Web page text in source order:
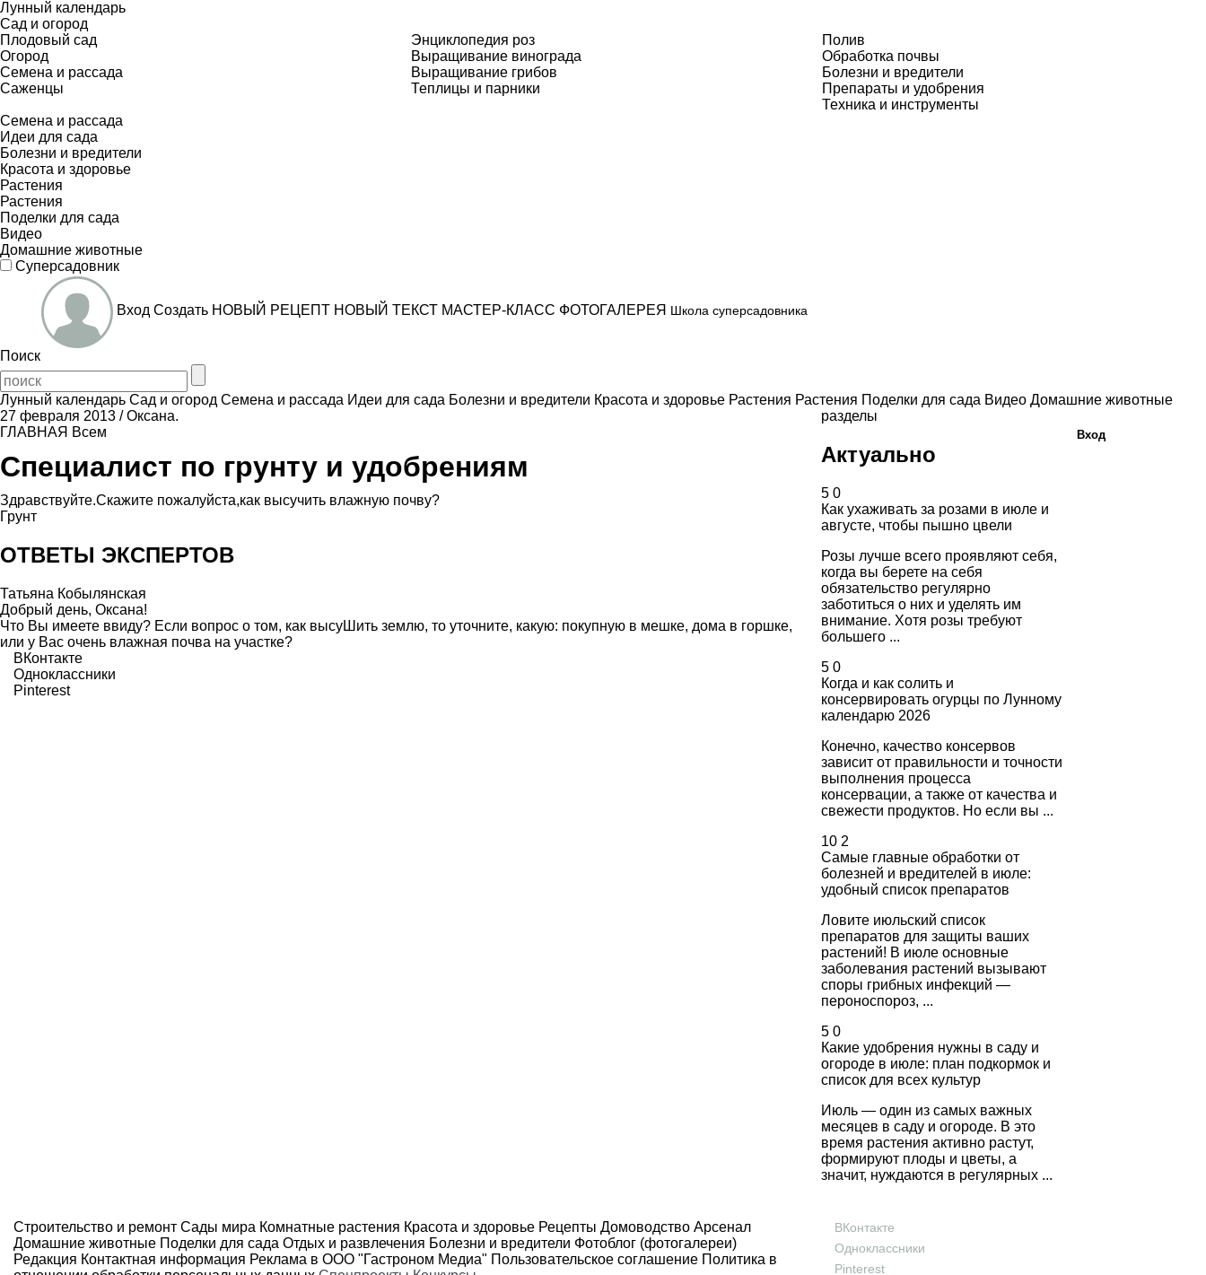
Лунный календарь
Сад и огород
Плодовый сад
Огород
Семена и рассада
Саженцы
Энциклопедия роз
Выращивание винограда
Выращивание грибов
Теплицы и парники
Полив
Обработка почвы
Болезни и вредители
Препараты и удобрения
Техника и инструменты
Семена и рассада
Идеи для сада
Болезни и вредители
Красота и здоровье
Растения
Растения
Поделки для сада
Видео
Домашние животные
Суперсадовник
Вход Создать НОВЫЙ РЕЦЕПТ НОВЫЙ ТЕКСТ МАСТЕР-КЛАСС ФОТОГАЛЕРЕЯ Школа суперсадовника
Поиск
Лунный календарь Сад и огород Семена и рассада Идеи для сада Болезни и вредители Красота и здоровье Растения Растения Поделки для сада Видео Домашние животные
27 февраля 2013 /Оксана.
ГЛАВНАЯ Всем
Специалист по грунту и удобрениям
Здравствуйте.Скажите пожалуйста,как высучить влажную почву?
Грунт
ОТВЕТЫ ЭКСПЕРТОВ
Татьяна Кобылянская
Добрый день, Оксана!
Что Вы имеете ввиду? Если вопрос о том, как высуШить землю, то уточните, какую: покупную в мешке, дома в горшке,
или у Вас очень влажная почва на участке?
ВКонтакте
Одноклассники
Pinterest
разделы
Актуально
5 0
Как ухаживать за розами в июле и
августе, чтобы пышно цвели
Розы лучше всего проявляют себя,
когда вы берете на себя
обязательство регулярно
заботиться о них и уделять им
внимание. Хотя розы требуют
большего ...
5 0
Когда и как солить и
консервировать огурцы по Лунному
календарю 2026
Конечно, качество консервов
зависит от правильности и точности
выполнения процесса
консервации, а также от качества и
свежести продуктов. Но если вы ...
10 2
Самые главные обработки от
болезней и вредителей в июле:
удобный список препаратов
Ловите июльский список
препаратов для защиты ваших
растений! В июле основные
заболевания растений вызывают
споры грибных инфекций —
пероноспороз, ...
5 0
Какие удобрения нужны в саду и
огороде в июле: план подкормок и
список для всех культур
Июль — один из самых важных
месяцев в саду и огороде. В это
время растения активно растут,
формируют плоды и цветы, а
значит, нуждаются в регулярных ...
Строительство и ремонт Сады мира Комнатные растения Красота и здоровье Рецепты Домоводство Арсенал
Домашние животные Поделки для сада Отдых и развлечения Болезни и вредители Фотоблог (фотогалереи)
Редакция Контактная информация Реклама в ООО "Гастроном Медиа" Пользовательское соглашение Политика в
ВКонтакте
Одноклассники
Pinterest
Вход